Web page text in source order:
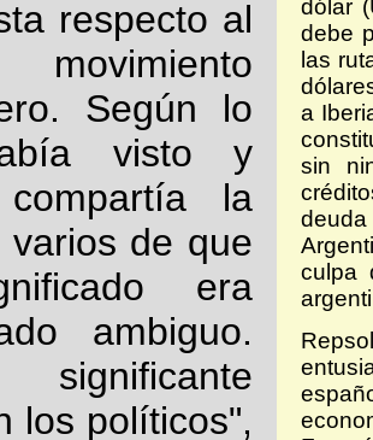
dólar
debe
las
a
sin
culpa
respecto al
movimiento
Según lo
visto y
la
varios de que
era
ambiguo.
los políticos",